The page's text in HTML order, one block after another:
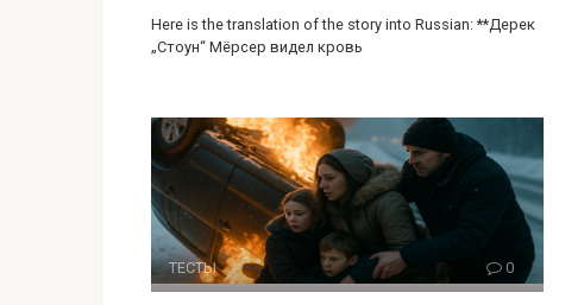
Here is the translation of the story into Russian: **Дерек
„Стоун“ Мёрсер видел кровь
ТЕСТЫ 0